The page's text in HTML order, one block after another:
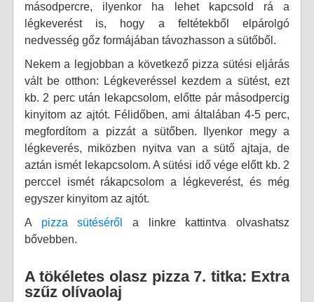
másodpercre, ilyenkor ha lehet kapcsold rá a
légkeverést is, hogy a feltétekből elpárolgó
nedvesség gőz formájában távozhasson a sütőből.
Nekem a legjobban a következő pizza sütési eljárás
vált be otthon: Légkeveréssel kezdem a sütést, ezt
kb. 2 perc után lekapcsolom, előtte pár másodpercig
kinyitom az ajtót. Félidőben, ami általában 4-5 perc,
megfordítom a pizzát a sütőben. Ilyenkor megy a
légkeverés, miközben nyitva van a sütő ajtaja, de
aztán ismét lekapcsolom. A sütési idő vége előtt kb. 2
perccel ismét rákapcsolom a légkeverést, és még
egyszer kinyitom az ajtót.
A pizza sütéséről
a linkre kattintva olvashatsz
bővebben.
A tökéletes olasz pizza 7. titka: Extra
szűz olívaolaj